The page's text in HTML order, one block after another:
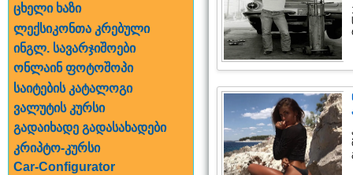
ცხელი ხაზი
ლექსიკონთა კრებული
ინგლ. სავარჯიშოები
ონლაინ ფოტოშოპი
საიტების კატალოგი
ვალუტის კურსი
გადაიხადე გადასახადები
კრიპტო-კურსი
Car-Configurator